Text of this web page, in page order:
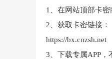
1、在网站顶部卡
2、获取卡密链接：
https://bx.cnzsh.net
3、下载专属APP，